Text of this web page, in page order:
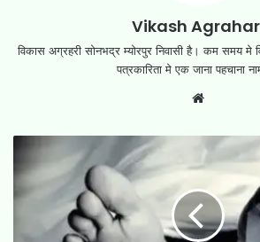
Vikash
विकास अग्रहरी सोनभद्र म्योरपुर निवासी है। कम समय
पत्रकारिता मे एक जाना पहचाना